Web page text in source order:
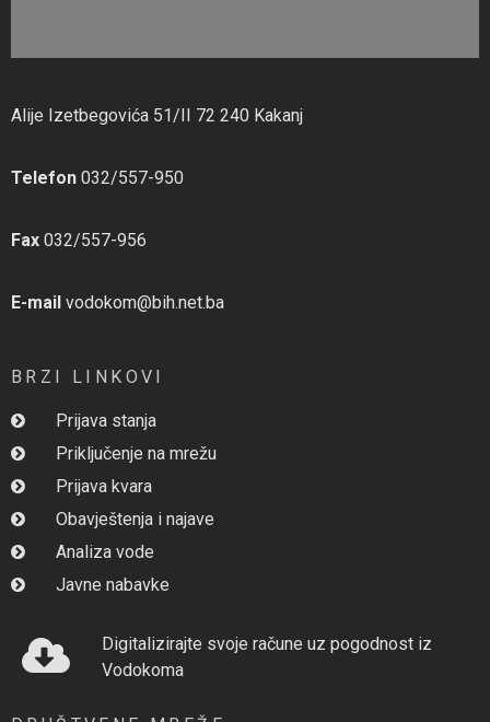
Alije Izetbegovića 51/II 72 240 Kakanj
Telefon 032/557-950
Fax 032/557-956
E-mail vodokom@bih.net.ba
BRZI LINKOVI
Prijava stanja
Priključenje na mrežu
Prijava kvara
Obavještenja i najave
Analiza vode
Javne nabavke
Digitalizirajte svoje račune uz pogodnost iz
Vodokoma